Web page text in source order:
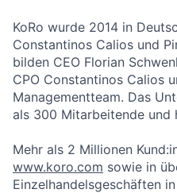
KoRo wurde 2014 in
Constantinos Calios und
bilden CEO Florian
CPO Constantinos Calios
Managementteam. Das
als 300 Mitarbeitende und
Mehr als 2 Millionen
www.koro.com sowie in
Einzelhandelsgeschäften